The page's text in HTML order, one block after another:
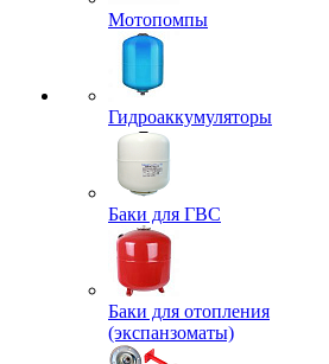
Мотопомпы
Гидроаккумуляторы
Баки для ГВС
Баки для отопления
(экспанзоматы)